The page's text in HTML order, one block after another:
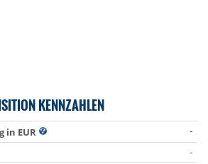
KENNZAHLEN
in EUR
-
-